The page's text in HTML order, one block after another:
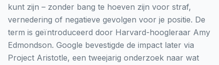
kunt zijn – zonder bang te hoeven zijn voor straf,
vernedering of negatieve gevolgen voor je positie. De
term is geïntroduceerd door Harvard-hoogleraar Amy
Edmondson. Google bevestigde de impact later via
Project Aristotle, een tweejarig onderzoek naar wat